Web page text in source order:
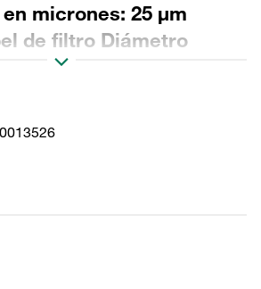
micrones: 25 µm
de filtro Diámetro
128 Longitud (mm): 270
β >2